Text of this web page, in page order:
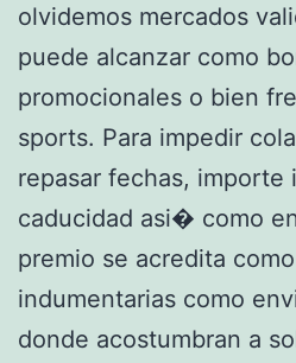
olvidemos mercados
puede alcanzar como
promocionales o bien
sports. Para impedir
repasar fechas, importe
caducidad asi� como
premio se acredita
indumentarias como
donde acostumbran a